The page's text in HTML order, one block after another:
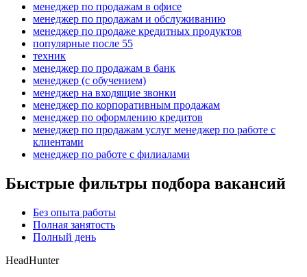
менеджер по продажам в офисе
менеджер по продажам и обслуживанию
менеджер по продаже кредитных продуктов
популярные после 55
техник
менеджер по продажам в банк
менеджер (с обучением)
менеджер на входящие звонки
менеджер по корпоративным продажам
менеджер по оформлению кредитов
менеджер по продажам услуг менеджер по работе с
клиентами
менеджер по работе с филиалами
Быстрые фильтры подбора вакансий
Без опыта работы
Полная занятость
Полный день
HeadHunter